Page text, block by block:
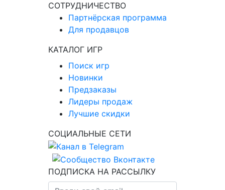
СОТРУДНИЧЕСТВО
Партнёрская программа
Для продавцов
КАТАЛОГ ИГР
Поиск игр
Новинки
Предзаказы
Лидеры продаж
Лучшие скидки
СОЦИАЛЬНЫЕ СЕТИ
ПОДПИСКА НА РАССЫЛКУ